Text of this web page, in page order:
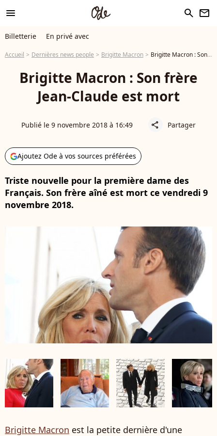
menu search newsletter
Billetterie En privé avec
Accueil Dernières news people Brigitte Macron Brigitte Macron : Son frère Jean-Claude est mort
Brigitte Macron : Son frère
Jean-Claude est mort
Publié le 9 novembre 2018 à 16:49 share Partager
Ajoutez Ode à vos sources préférées
Triste nouvelle pour la première dame des
Français. Son frère aîné est mort ce vendredi 9
novembre 2018.
Brigitte Macron est la petite dernière d'une